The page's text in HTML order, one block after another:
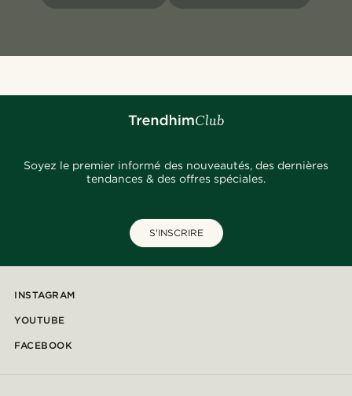
Soyez le premier informé des nouveautés, des dernières
tendances & des offres spéciales.
S'INSCRIRE
INSTAGRAM
YOUTUBE
FACEBOOK